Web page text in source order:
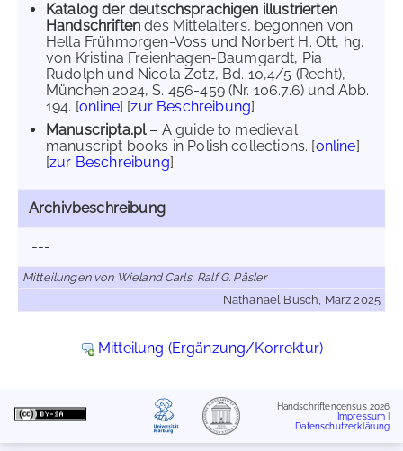
Katalog der deutschsprachigen illustrierten
Handschriften des Mittelalters, begonnen von
Hella Frühmorgen-Voss und Norbert H. Ott, hg.
von Kristina Freienhagen-Baumgardt, Pia
Rudolph und Nicola Zotz, Bd. 10,4/5 (Recht),
München 2024, S. 456-459 (Nr. 106.7.6) und Abb.
194. [online] [zur Beschreibung]
Manuscripta.pl – A guide to medieval
manuscript books in Polish collections. [online]
[zur Beschreibung]
Archivbeschreibung
---
Mitteilungen von Wieland Carls, Ralf G. Päsler
Nathanael Busch, März 2025
Mitteilung (Ergänzung/Korrektur)
Handschriftencensus 2026
Impressum
Datenschutzerklärung